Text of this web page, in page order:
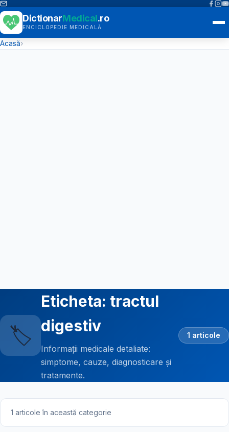
DictionarMedical.ro
ENCICLOPEDIE MEDICALĂ
Acasă›
🏷️
Eticheta: tractul
digestiv
Informații medicale detaliate:
simptome, cauze, diagnosticare și
tratamente.
1 articole
1 articole în această categorie